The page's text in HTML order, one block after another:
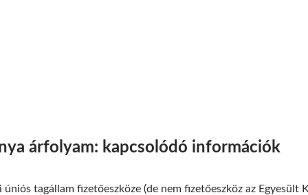
árfolyam: kapcsolódó információk
tagállam fizetőeszköze (de nem fizetőeszköz az Egyesült